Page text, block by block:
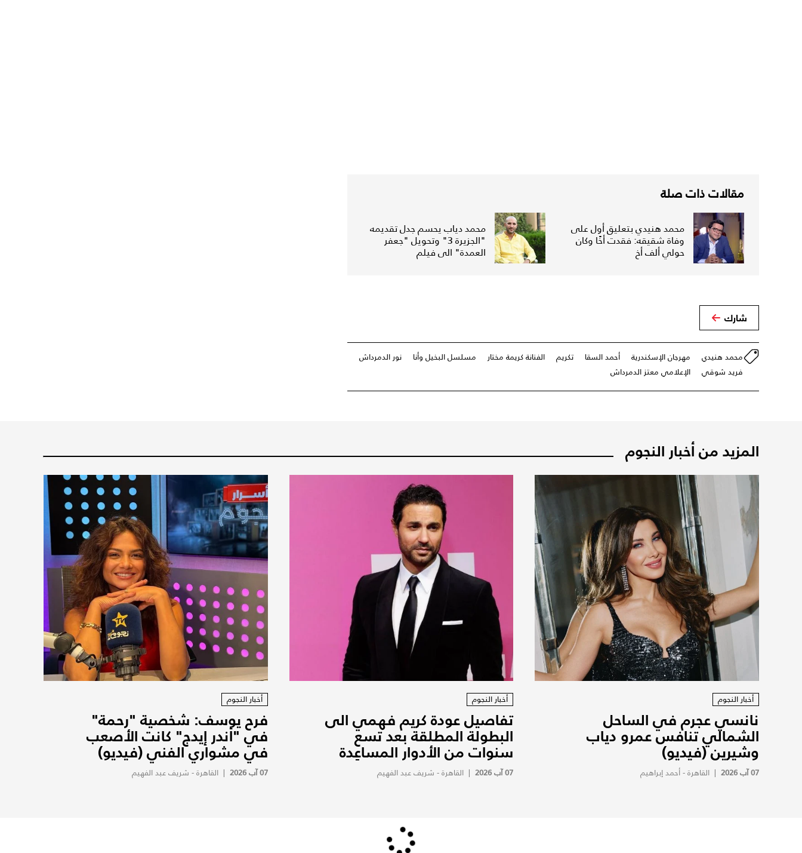
مقالات ذات صلة
محمد هنيدي بتعليق أول على
وفاة شقيقه: فقدت أخًا وكان
حولي ألف أخ
محمد دياب يحسم جدل تقديمه
"الجزيرة 3" وتحويل "جعفر
العمدة" الى فيلم
شارك
محمد هنيدي مهرجان الإسكندرية أحمد السقا تكريم الفنانة كريمة مختار مسلسل البخيل وأنا
نور الدمرداش
فريد شوقي
الإعلامي معتز الدمرداش
المزيد من أخبار النجوم
أخبار النجوم
نانسي عجرم في الساحل
الشمالي تنافس عمرو دياب
وشيرين (فيديو)
07 آب 2026 | القاهرة - أحمد إبراهيم
أخبار النجوم
تفاصيل عودة كريم فهمي الى
البطولة المطلقة بعد تسع
سنوات من الأدوار المساعِدة
07 آب 2026 | القاهرة - شريف عبد الفهيم
أخبار النجوم
فرح يوسف: شخصية "رحمة"
في "أندر إيدج" كانت الأصعب
في مشواري الفني (فيديو)
07 آب 2026 |القاهرة - شريف عبد الفهيم